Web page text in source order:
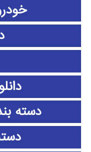
دسته